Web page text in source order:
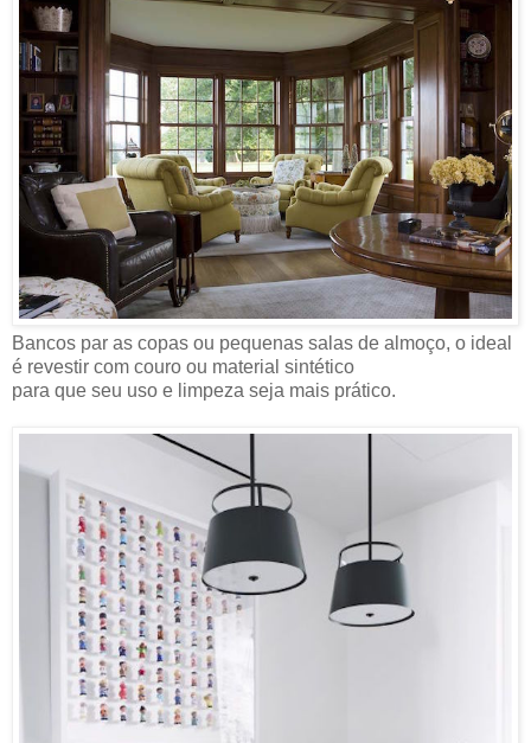
Bancos par as copas ou pequenas salas de almoço, o ideal
é revestir com couro ou material sintético
para que seu uso e limpeza seja mais prático.